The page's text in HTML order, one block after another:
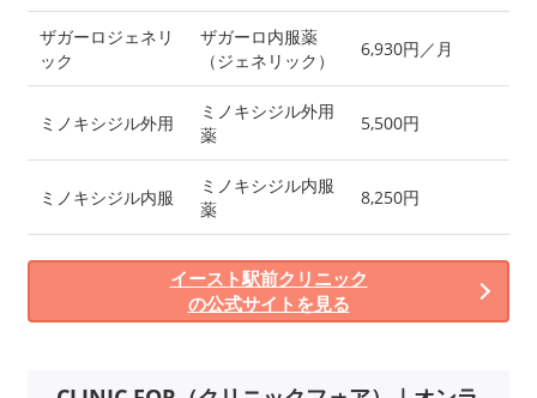
ザガーロジェネリ
ック
ザガーロ内服薬
（ジェネリック）
6,930円／月
ミノキシジル外用
ミノキシジル外用
薬
5,500円
ミノキシジル内服
ミノキシジル内服
薬
8,250円
イースト駅前クリニック
の公式サイトを見る